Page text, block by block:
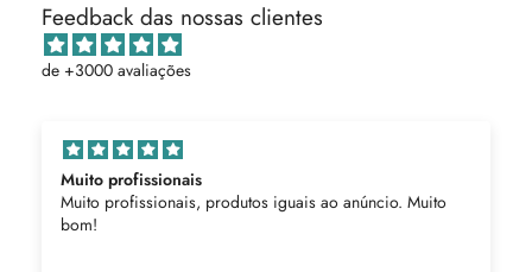
Feedback das nossas clientes
de +3000 avaliações
Muito profissionais
Muito profissionais, produtos iguais ao anúncio. Muito
bom!